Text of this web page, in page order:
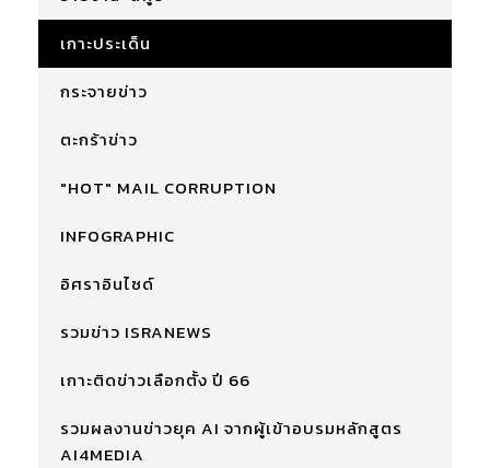
เกาะประเด็น
กระจายข่าว
ตะกร้าข่าว
"HOT" MAIL CORRUPTION
INFOGRAPHIC
อิศราอินไซด์
รวมข่าว ISRANEWS
เกาะติดข่าวเลือกตั้ง ปี 66
รวมผลงานข่าวยุค AI จากผู้เข้าอบรมหลักสูตร
AI4MEDIA